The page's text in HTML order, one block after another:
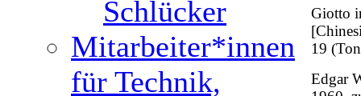
Schlücker
Mitarbeiter*innen
für Technik,
Giotto
19
Edgar